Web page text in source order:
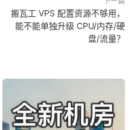
搬瓦工 VPS 配置资源不够用，
能不能单独升级 CPU/内存/硬
盘/流量？